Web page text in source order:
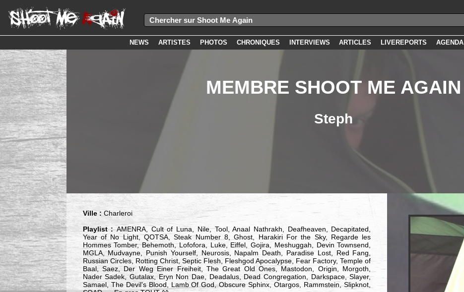
NEWS ARTISTES PHOTOS CHRONIQUES INTERVIEWS ARTICLES LIVEREPORTS AGENDA
MEMBRE SHOOT ME AGAIN
Steph
Ville : Charleroi
Playlist :AMENRA, Cult of Luna, Nile, Tool, Anaal Nathrakh, Deafheaven, Decapitated,
Year of No Light, QOTSA, Steak Number 8, Ghost, Harakiri For the Sky, Regarde les
Hommes Tomber, Behemoth, Lofofora, Luke, Eiffel, Gojira, Meshuggah, Devin Townsend,
MGLA, Mudvayne, Punish Yourself, Neurosis, Napalm Death, Paradise Lost, Red Fang,
Russian Circles, Rotting Christ, Septic Flesh, Fleshgod Apocalypse, Fear Factory, Temple of
Baal, Saez, Der Weg Einer Freiheit, The Great Old Ones, Mastodon, Origin, Morgoth,
Nader Sadek, Gutalax, Eryn Non Dae, Deadalus, Dead Congregation, Darkspace, Slayer,
Samael, The Devil's Blood, Lamb Of God, Obscure Sphinx, Otargos, Rammstein, Slipknot,